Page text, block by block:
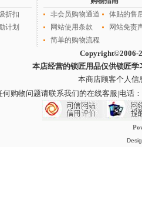
折扣
计划
非会员购物通道
体贴的售
网站使用条款
网站免责
简单的购物流程
Copyright©2006-
本店经营的锁匠用品仅供锁匠
本商店顾客个人信
何购物问题请联系我们的在线客服|电话：